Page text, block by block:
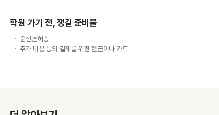
학원 가기 전, 챙길 준비물
운전면허증
추가 비용 등의 결제를 위한 현금이나 카드